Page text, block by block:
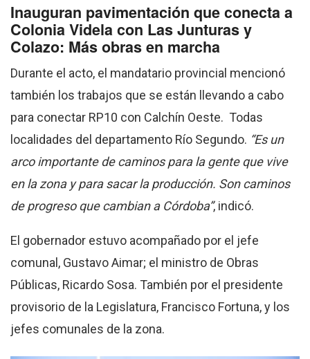
Inauguran pavimentación que conecta a
Colonia Videla con Las Junturas y
Colazo: Más obras en marcha
Durante el acto, el mandatario provincial mencionó
también los trabajos que se están llevando a cabo
para conectar RP10 con Calchín Oeste. Todas
localidades del departamento Río Segundo. “Es un
arco importante de caminos para la gente que vive
en la zona y para sacar la producción. Son caminos
de progreso que cambian a Córdoba”, indicó.
El gobernador estuvo acompañado por el jefe
comunal, Gustavo Aimar; el ministro de Obras
Públicas, Ricardo Sosa. También por el presidente
provisorio de la Legislatura, Francisco Fortuna, y los
jefes comunales de la zona.